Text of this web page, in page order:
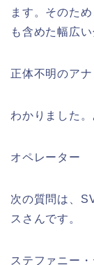
ます。そのた
も含めた幅広
正体不明のアナ
わかりました
オペレーター
次の質問は、
スさんです。
ステファニー・